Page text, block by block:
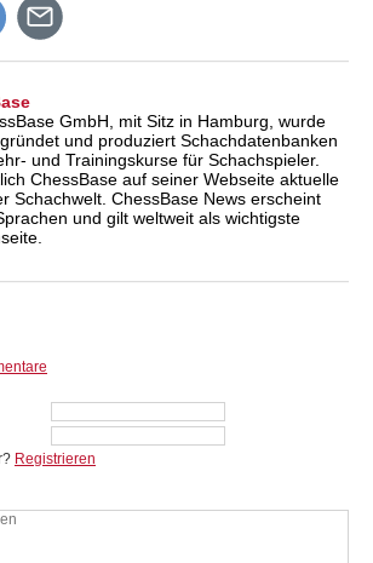
GmbH, mit Sitz in Hamburg, wurde
und produziert Schachdatenbanken
und Trainingskurse für Schachspieler.
ChessBase auf seiner Webseite aktuelle
Schachwelt. ChessBase News erscheint
und gilt weltweit als wichtigste
Registrieren